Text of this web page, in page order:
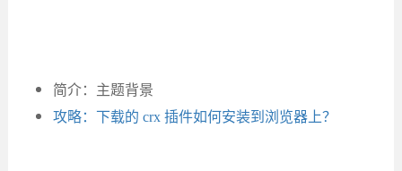
简介：主题背景
攻略：下载的 crx 插件如何安装到浏览器上？